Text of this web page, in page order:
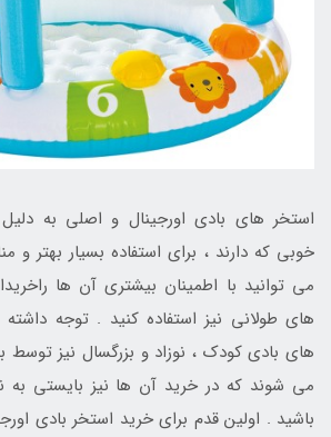
استخر های بادی اورجینال و اصلی به
خوبی که دارند ، برای استفاده بسیار بهتر و
می توانید با اطمینان بیشتری آن ها
های طولانی نیز استفاده کنید . توجه
های بادی کودک ، نوزاد و بزرگسال نیز توسط
می شوند که در خرید آن ها نیز بایستی به
باشید . اولین قدم برای خرید استخر بادی